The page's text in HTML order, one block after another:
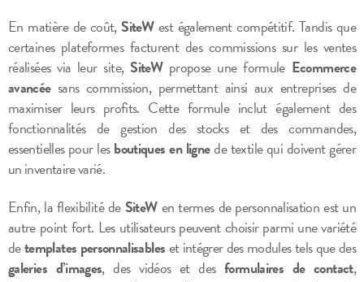
En matière de coût, SiteWest également compétitif. Tandis que
certaines plateformes facturent des commissions sur les ventes
réalisées via leur site, SiteWpropose une formule Ecommerce
avancéesans commission, permettant ainsi aux entreprises de
maximiser leurs profits. Cette formule inclut également des
fonctionnalités de gestion des stocks et des commandes,
essentielles pour lesboutiques en lignede textile qui doivent gérer
un inventaire varié.
Enfin, la flexibilité de SiteWen termes de personnalisation est un
autre point fort. Les utilisateurs peuvent choisir parmi une variété
detemplates personnalisableset intégrer des modules tels que des
galeries d’images, des vidéos et desformulaires de contact,